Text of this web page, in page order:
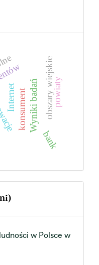
konsumentWyniki badańobszary wiejskie
Internet
bank
powiaty
w Polsce w